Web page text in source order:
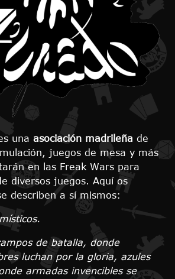
una asociación madrileña de
juegos de mesa y más
en las Freak Wars para
diversos juegos. Aquí os
describen a sí mismos:
de batalla, donde
luchan por la gloria, azules
armadas invencibles se